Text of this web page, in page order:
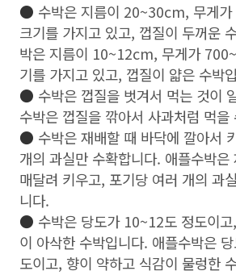
● 수박은 지름이 20~30cm, 무게
크기를 가지고 있고, 껍질이 두꺼운
박은 지름이 10~12cm, 무게가
기를 가지고 있고, 껍질이 얇은 수박
● 수박은 껍질을 벗겨서 먹는 것이
수박은 껍질을 깎아서 사과처럼 먹을
● 수박은 재배할 때 바닥에 깔아서
개의 과실만 수확합니다. 애플수박은
매달려 키우고, 포기당 여러 개의 과
니다.
● 수박은 당도가 10~12도 정도이
이 아삭한 수박입니다. 애플수박은
도이고, 향이 약하고 식감이 물렁한